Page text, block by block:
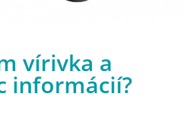
vírivka a
informácií?